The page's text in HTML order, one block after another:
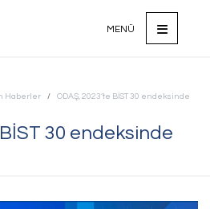
MENÜ
Haberler ODAŞ, 2023’te BİST 30 endeksinde
30 endeksinde